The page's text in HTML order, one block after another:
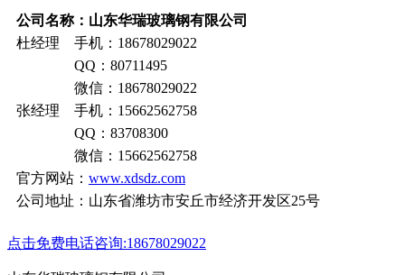
公司名称：山东华瑞玻璃钢有限公司
杜经理 手机：18678029022
QQ：80711495
微信：18678029022
张经理 手机：15662562758
QQ：83708300
微信：15662562758
官方网站： www.xdsdz.com
公司地址：山东省潍坊市安丘市经济开发区25号
点击免费电话咨询:18678029022